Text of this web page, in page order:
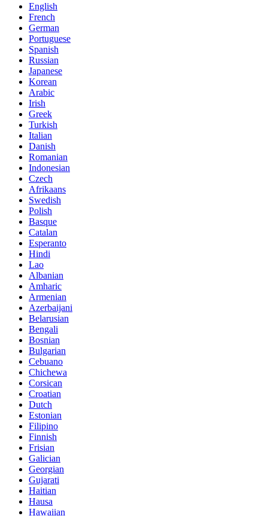
English
French
German
Portuguese
Spanish
Russian
Japanese
Korean
Arabic
Irish
Greek
Turkish
Italian
Danish
Romanian
Indonesian
Czech
Afrikaans
Swedish
Polish
Basque
Catalan
Esperanto
Hindi
Lao
Albanian
Amharic
Armenian
Azerbaijani
Belarusian
Bengali
Bosnian
Bulgarian
Cebuano
Chichewa
Corsican
Croatian
Dutch
Estonian
Filipino
Finnish
Frisian
Galician
Georgian
Gujarati
Haitian
Hausa
Hawaiian